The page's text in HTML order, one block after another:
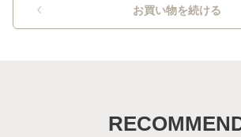
お買い物を続ける